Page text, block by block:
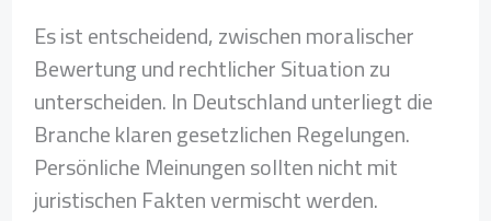
Es ist entscheidend, zwischen moralischer
Bewertung und rechtlicher Situation zu
unterscheiden. In Deutschland unterliegt die
Branche klaren gesetzlichen Regelungen.
Persönliche Meinungen sollten nicht mit
juristischen Fakten vermischt werden.